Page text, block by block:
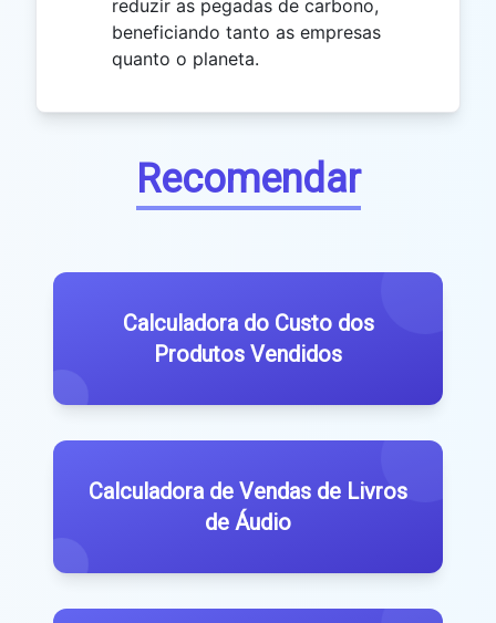
reduzir as pegadas de carbono,
beneficiando tanto as empresas
quanto o planeta.
Recomendar
Calculadora do Custo dos
Produtos Vendidos
Calculadora de Vendas de Livros
de Áudio